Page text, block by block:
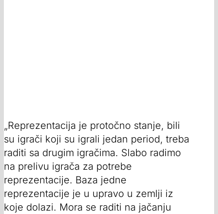
„Reprezentacija je protočno stanje, bili
su igrači koji su igrali jedan period, treba
raditi sa drugim igračima. Slabo radimo
na prelivu igrača za potrebe
reprezentacije. Baza jedne
reprezentacije je u upravo u zemlji iz
koje dolazi. Mora se raditi na jačanju